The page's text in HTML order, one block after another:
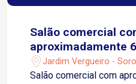
Salão comercial
aproximadamente
Jardim Vergueiro
Jardim Vergueiro -
Salão comercial com